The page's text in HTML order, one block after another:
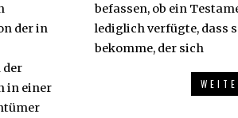
der in
der
in einer
befassen, ob ein
lediglich verfügte, dass
bekomme, der sich